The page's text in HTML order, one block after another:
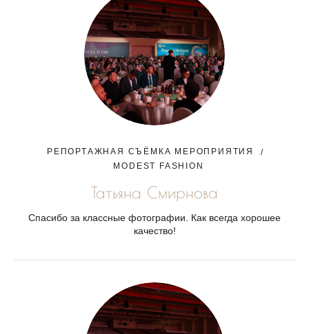
РЕПОРТАЖНАЯ СЪЁМКА МЕРОПРИЯТИЯ
MODEST FASHION
Татьяна Смирнова
Спасибо за классные фотографии. Как всегда хорошее
качество!